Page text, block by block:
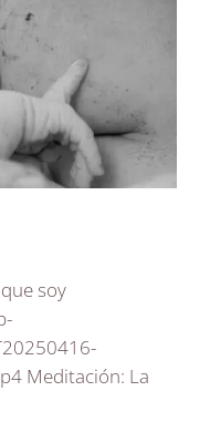
soy
Meditación: La